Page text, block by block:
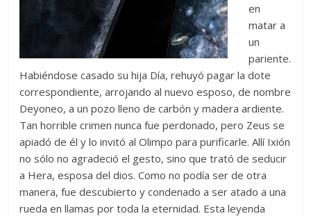
en
matar a
un
pariente.
Habiéndose casado su hija Día, rehuyó pagar la dote
correspondiente, arrojando al nuevo esposo, de nombre
Deyoneo, a un pozo lleno de carbón y madera ardiente.
Tan horrible crimen nunca fue perdonado, pero Zeus se
apiadó de él y lo invitó al Olimpo para purificarle. Allí Ixión
no sólo no agradeció el gesto, sino que trató de seducir
a Hera, esposa del dios. Como no podía ser de otra
manera, fue descubierto y condenado a ser atado a una
rueda en llamas por toda la eternidad. Esta leyenda